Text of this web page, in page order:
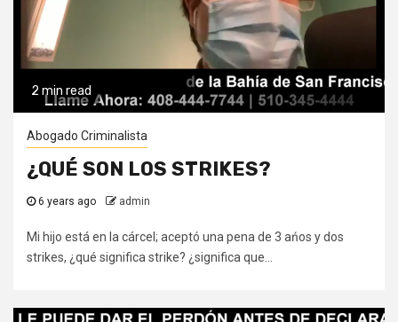
2 min read
Abogado Criminalista
¿QUÉ SON LOS STRIKES?
6 years ago admin
Mi hijo está en la cárcel; aceptó una pena de 3 ańos y dos
strikes, ¿qué significa strike? ¿significa que...